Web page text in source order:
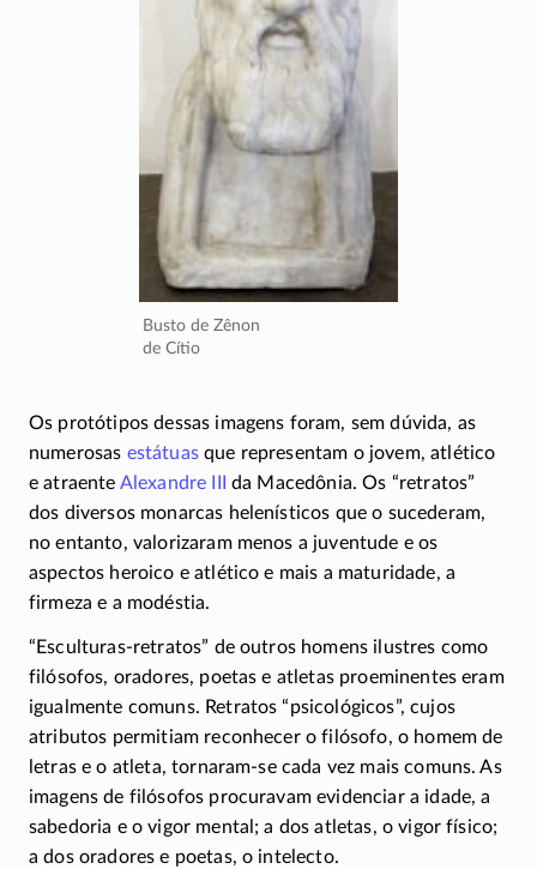
Busto de Zênon
de Cítio
Os protótipos dessas imagens foram, sem dúvida, as
numerosas estátuasque representam o jovem, atlético
e atraente Alexandre III
da Macedônia. Os “retratos”
dos diversos monarcas helenísticos que o sucederam,
no entanto, valorizaram menos a juventude e os
aspectos heroico e atlético e mais a maturidade, a
firmeza e a modéstia.
“Esculturas-retratos” de outros homens ilustres como
filósofos, oradores, poetas e atletas proeminentes eram
igualmente comuns. Retratos “psicológicos”, cujos
atributos permitiam reconhecer o filósofo, o homem de
letras e o atleta,tornaram-secada vez mais comuns. As
imagens de filósofos procuravam evidenciar a idade, a
sabedoria e o vigor mental; a dos atletas, o vigor físico;
a dos oradores e poetas, o intelecto.